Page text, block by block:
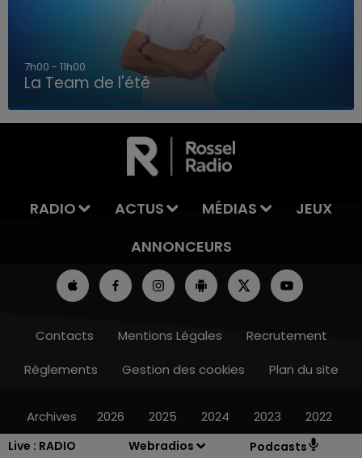
Live : RADIO
Webradios Podcasts
LA TEAM DE L'ÉTÉ
7h00 - 11h00
La Team de l'été
RADIO ACTUS MÉDIAS
JEUX
ANNONCEURS
Contacts Mentions Légales
Recrutement
Règlements
Gestion des cookies Plan du site
Archives 2026 2025 2024 2023 2022